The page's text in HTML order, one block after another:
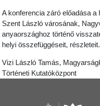
A konferencia záró előadása
Szent László városának,
anyaországhoz történő
helyi összefüggéseit, részleteit.
Vizi László Tamás,
Történeti Kutatóközpont